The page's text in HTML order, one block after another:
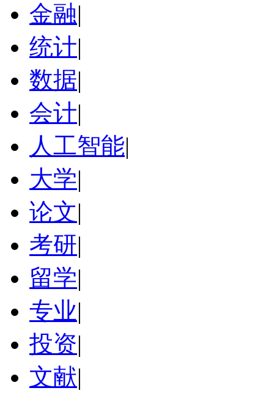
金融|
统计|
数据|
会计|
人工智能|
大学|
论文|
考研|
留学|
专业|
投资|
文献|